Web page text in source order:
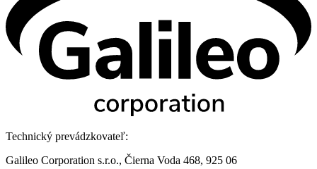
Technický prevádzkovateľ:
Galileo Corporation s.r.o., Čierna Voda 468, 925 06